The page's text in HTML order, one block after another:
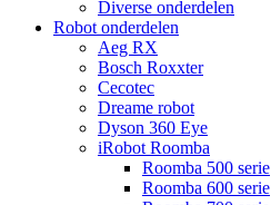
Diverse onderdelen
Robot onderdelen
Aeg RX
Bosch Roxxter
Cecotec
Dreame robot
Dyson 360 Eye
iRobot Roomba
Roomba 500 serie
Roomba 600 serie